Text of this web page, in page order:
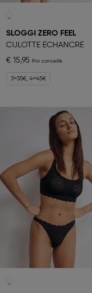
SLOGGI ZERO FEEL
CULOTTE ÉCHANCRÉ
€ 15,95
3=35€, 4=45€